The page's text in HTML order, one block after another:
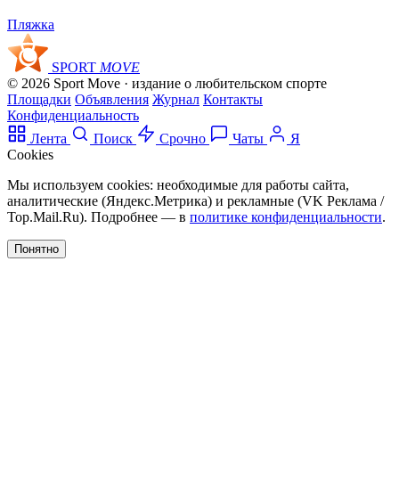
Пляжка
SPORT MOVE
© 2026 Sport Move · издание о любительском спорте
Площадки Объявления Журнал Контакты
Конфиденциальность
Лента
Поиск Срочно Чаты
Я
Cookies
Мы используем cookies: необходимые для работы сайта,
аналитические (Яндекс.Метрика) и рекламные (VK Реклама /
Top.Mail.Ru). Подробнее — в политике конфиденциальности.
Понятно